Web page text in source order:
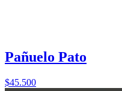
Pañuelo Pato
$45.500